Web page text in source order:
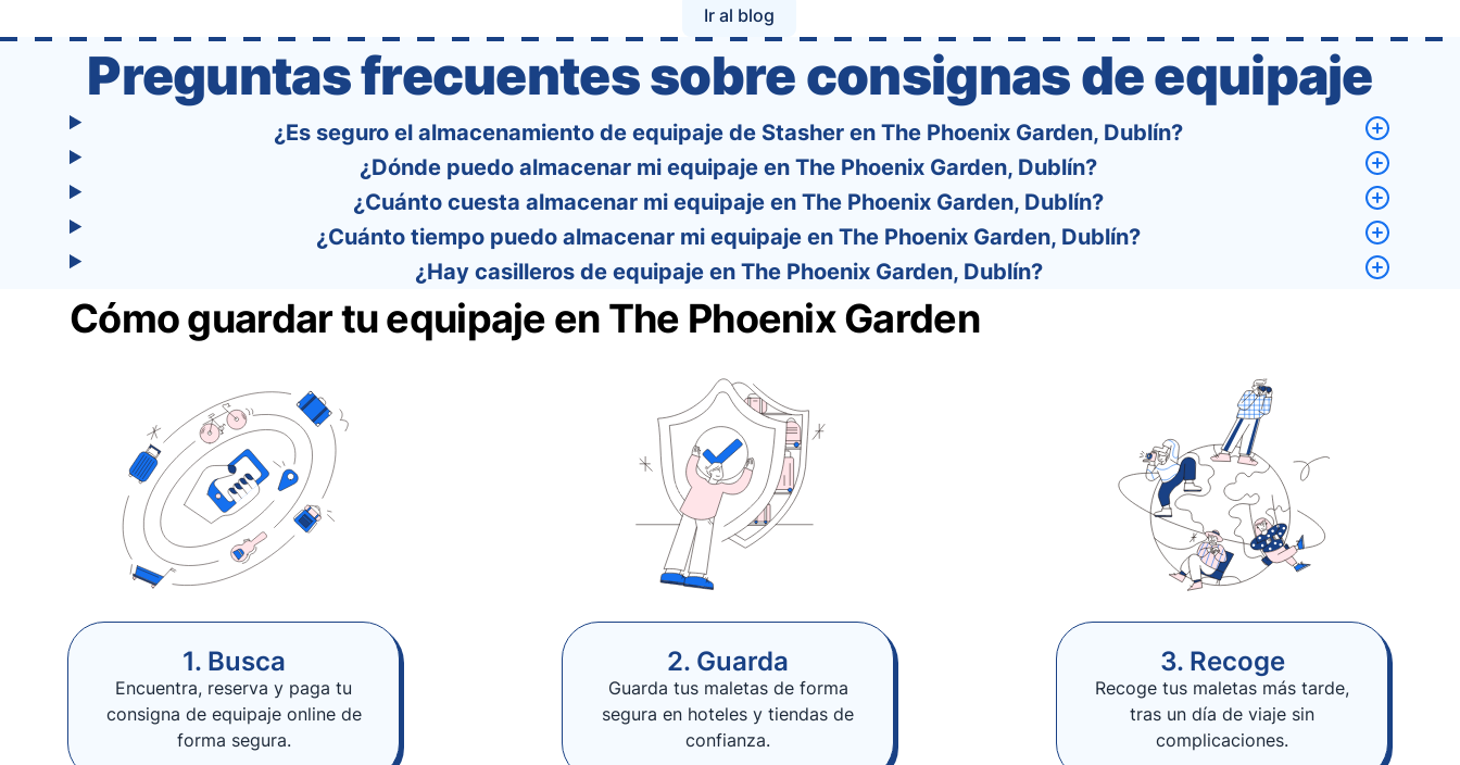
trip planning becomes as exciting …
policies of over 30 international …
Ir al blog
Preguntas frecuentes sobre consignas de equipaje
¿Es seguro el almacenamiento de equipaje de Stasher en The Phoenix Garden, Dublín?
¿Dónde puedo almacenar mi equipaje en The Phoenix Garden, Dublín?
¿Cuánto cuesta almacenar mi equipaje en The Phoenix Garden, Dublín?
¿Cuánto tiempo puedo almacenar mi equipaje en The Phoenix Garden, Dublín?
¿Hay casilleros de equipaje en The Phoenix Garden, Dublín?
Cómo guardar tu equipaje en The Phoenix Garden
1. Busca
Encuentra, reserva y paga tu
consigna de equipaje online de
forma segura.
2. Guarda
Guarda tus maletas de forma
segura en hoteles y tiendas de
confianza.
3. Recoge
Recoge tus maletas más tarde,
tras un día de viaje sin
complicaciones.